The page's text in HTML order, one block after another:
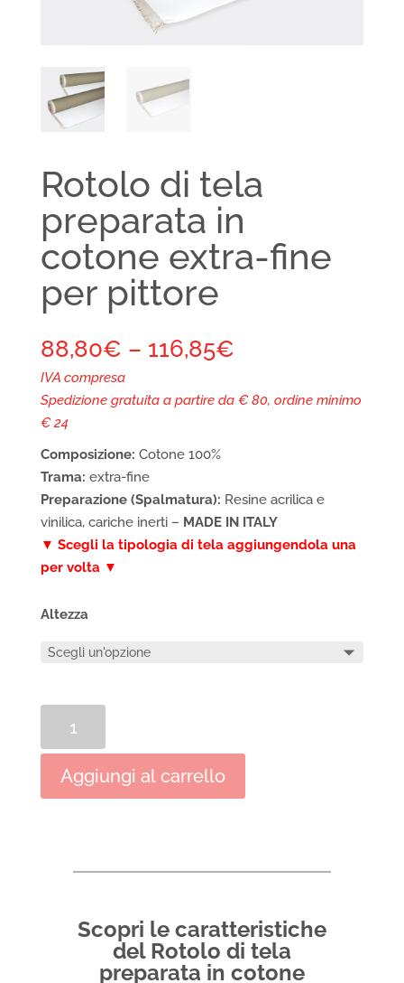
Rotolo di tela
preparata in
cotone extra-fine
per pittore
88,80€ – 116,85€
IVA compresa
Spedizione gratuita a partire da € 80, ordine minimo
€ 24
Composizione: Cotone 100%
Trama: extra-fine
Preparazione (Spalmatura): Resine acrilica e
vinilica, cariche inerti – MADE IN ITALY
▼ Scegli la tipologia di tela aggiungendola una
per volta ▼
Altezza
tela
preparata
quantità
Aggiungi al carrello
Scopri le caratteristiche
del Rotolo di tela
preparata in cotone